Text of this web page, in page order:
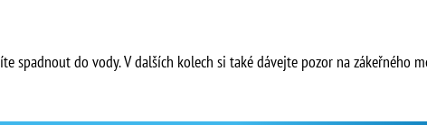
spadnout do vody. V dalších kolech si také dávejte pozor na zákeřného